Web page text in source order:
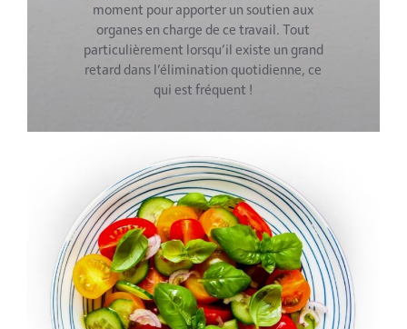
moment pour apporter un soutien aux
organes en charge de ce travail. Tout
particulièrement lorsqu’il existe un grand
retard dans l’élimination quotidienne, ce
qui est fréquent !